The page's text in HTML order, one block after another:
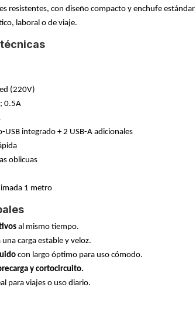
resistentes, con diseño compacto y enchufe
laboral o de viaje.
(220V)
0.5A
integrado + 2 USB-A adicionales
oblicuas
1 metro
al mismo tiempo.
una carga estable y veloz.
con largo óptimo para uso cómodo.
y cortocircuito.
para viajes o uso diario.